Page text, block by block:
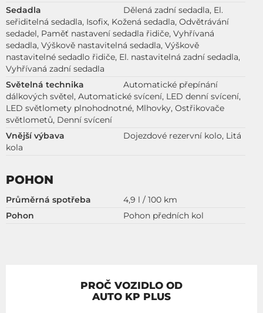
Sedadla
Dělená zadní sedadla, El.
seřiditelná sedadla, Isofix, Kožená sedadla, Odvětrávání
sedadel, Paměť nastavení sedadla řidiče, Vyhřívaná
sedadla, Výškově nastavitelná sedadla, Výškově
nastavitelné sedadlo řidiče, El. nastavitelná zadní sedadla,
Vyhřívaná zadní sedadla
Světelná technika
Automatické přepínání
dálkových světel, Automatické svícení, LED denní svícení,
LED světlomety plnohodnotné, Mlhovky, Ostřikovače
světlometů, Denní svícení
Vnější výbava
Dojezdové rezervní kolo, Litá
kola
POHON
Průměrná spotřeba
4,9 l / 100 km
Pohon
Pohon předních kol
PROČ VOZIDLO OD
AUTO KP PLUS